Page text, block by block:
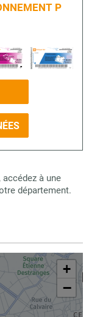
P
accédez à une
département.
+
−